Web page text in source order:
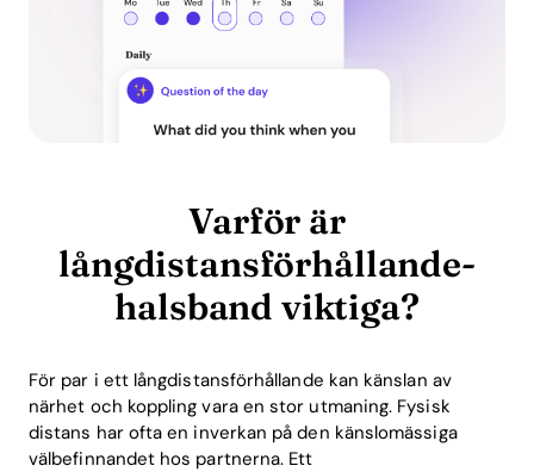
Varför är
långdistansförhållande-
halsband viktiga?
För par i ett långdistansförhållande kan känslan av
närhet och koppling vara en stor utmaning. Fysisk
distans har ofta en inverkan på den känslomässiga
välbefinnandet hos partnerna. Ett